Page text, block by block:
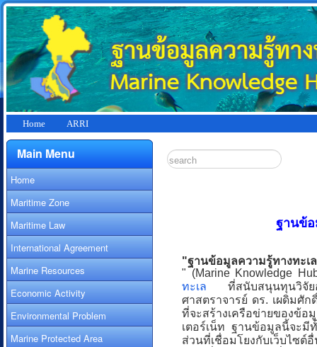
Home ARRI
Main Menu
Home
Maritime Zone
Maritime Law
International Agreement
Marine Resources
Economic Activity
Environmental Problem
Marine Protected Area
ฐานข้อ
"ฐานข้อมูลความรู้ทางทะเล
" (Marine Knowledge
ทะเล ที่สนับสนุนทุนวิจัย
ศาสตราจารย์ ดร. เผดิมศั
ที่จะสร้างเครือข่ายของข้อ
เตอร์เน็ท ฐานข้อมูลนี้จะมี
ส่วนที่เชื่อมโยงกับเว็บไซ